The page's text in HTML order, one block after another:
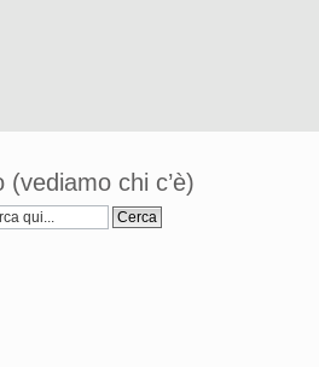
chi c’è)